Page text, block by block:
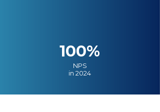
100%
NPS
in 2024